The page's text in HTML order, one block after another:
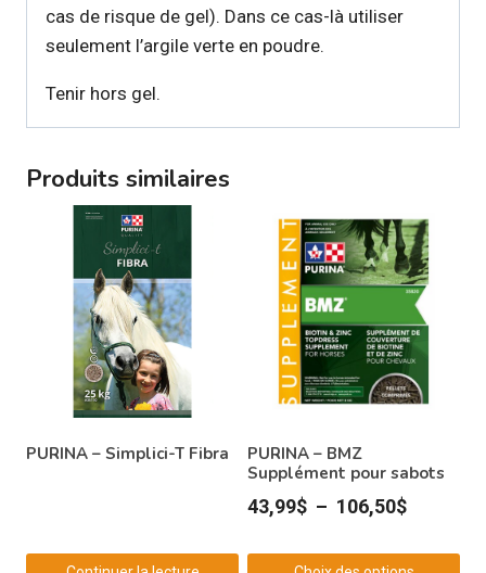
cas de risque de gel). Dans ce cas-là utiliser
seulement l’argile verte en poudre.
Tenir hors gel.
Produits similaires
PURINA – Simplici-T Fibra
PURINA – BMZ
Supplément pour sabots
43,99$ – 106,50$Plage
prix :